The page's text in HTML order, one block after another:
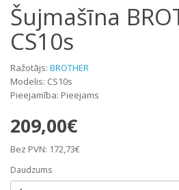
Šujmašīna
CS10s
Ražotājs: BROTHER
Modelis: CS10s
Pieejamība: Pieejams
209,00€
Bez PVN: 172,73€
Daudzums